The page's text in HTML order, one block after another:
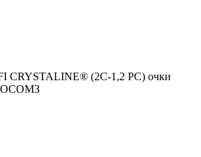
CRYSTALINE® (2С-1,2 PC) очки